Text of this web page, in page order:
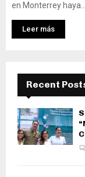
en Monterrey haya...
Leer más
Recent